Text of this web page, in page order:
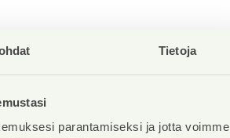
Tietoja
parantamiseksi ja jotta voimme